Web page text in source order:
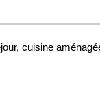
cuisine